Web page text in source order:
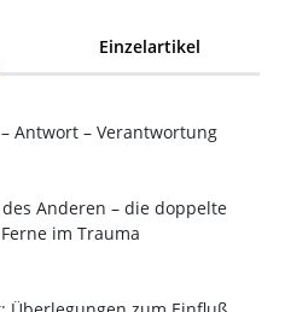
Einzelartikel
Antwort – Verantwortung
Anderen – die doppelte
im Trauma